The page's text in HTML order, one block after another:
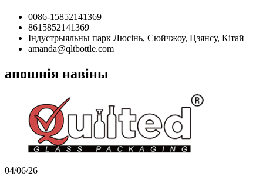
0086-15852141369
8615852141369
Індустрыяльны парк Люсінь, Сюйчжоу, Цзянсу, Кітай
amanda@qltbottle.com
апошнія навіны
04/06/26